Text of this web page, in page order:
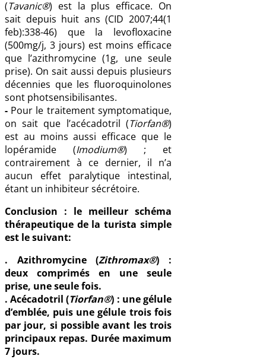
(Tavanic®) est la plus efficace. On
sait depuis huit ans (CID 2007;44(1
feb):338-46) que la levofloxacine
(500mg/j, 3 jours) est moins efficace
que l’azithromycine (1g, une seule
prise). On sait aussi depuis plusieurs
décennies que les fluoroquinolones
sont photsensibilisantes.
- Pour le traitement symptomatique,
on sait que l’acécadotril (Tiorfan®)
est au moins aussi efficace que le
lopéramide (Imodium®) ; et
contrairement à ce dernier, il n’a
aucun effet paralytique intestinal,
étant un inhibiteur sécrétoire.
Conclusion : le meilleur schéma
thérapeutique de la turista simple
est le suivant:
. Azithromycine (Zithromax®) :
deux comprimés en une seule
prise, une seule fois.
.Acécadotril (Tiorfan®) : une gélule
d’emblée, puis une gélule trois fois
par jour, si possible avant les trois
principaux repas. Durée maximum
7 jours.